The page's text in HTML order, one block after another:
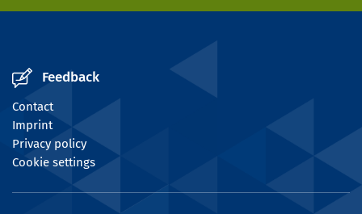
Feedback
Contact
Imprint
Privacy policy
Cookie settings